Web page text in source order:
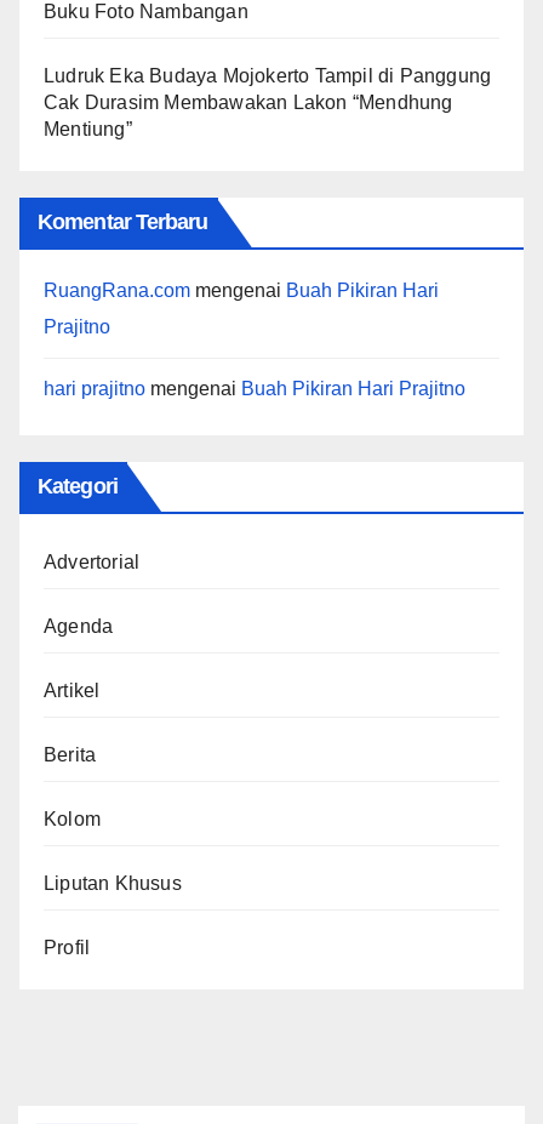
Buku Foto Nambangan
Ludruk Eka Budaya Mojokerto Tampil di Panggung
Cak Durasim Membawakan Lakon “Mendhung
Mentiung”
Komentar Terbaru
RuangRana.com mengenai Buah Pikiran Hari
Prajitno
hari prajitno mengenai Buah Pikiran Hari Prajitno
Kategori
Advertorial
Agenda
Artikel
Berita
Kolom
Liputan Khusus
Profil